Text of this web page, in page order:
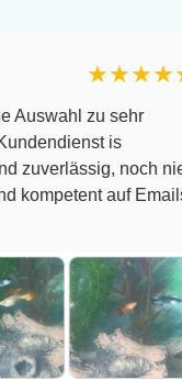
★★★★★
zu sehr
is
noch nie
auf Emails